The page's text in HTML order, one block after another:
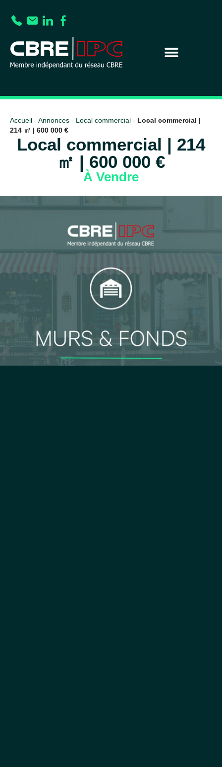
Accueil - Annonces - Local commercial - Local commercial |
214 ㎡ | 600 000 €
Local commercial | 214
㎡ | 600 000 €
À Vendre